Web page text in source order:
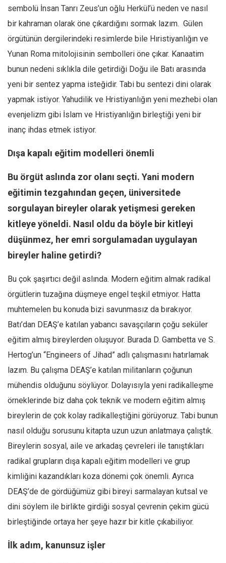
sembolü İnsan Tanrı Zeus’un oğlu Herkül’ü neden ve nasıl
bir kahraman olarak öne çıkardığını sormak lazım. Gülen
örgütünün dergilerindeki resimlerde bile Hıristiyanlığın ve
Yunan Roma mitolojisinin sembolleri öne çıkar. Kanaatim
bunun nedeni sıklıkla dile getirdiği Doğu ile Batı arasında
yeni bir sentez yapma isteğidir. Tabi bu sentezi dini olarak
yapmak istiyor. Yahudilik ve Hristiyanlığın yeni mezhebi olan
evenjelizm gibi İslam ve Hristiyanlığın birleştiği yeni bir
inanç ihdas etmek istiyor.
Dışa kapalı eğitim modelleri önemli
Bu örgüt aslında zor olanı seçti. Yani modern
eğitimin tezgahından geçen, üniversitede
sorgulayan bireyler olarak yetişmesi gereken
kitleye yöneldi. Nasıl oldu da böyle bir kitleyi
düşünmez, her emri sorgulamadan uygulayan
bireyler haline getirdi?
Bu çok şaşırtıcı değil aslında. Modern eğitim almak radikal
örgütlerin tuzağına düşmeye engel teşkil etmiyor. Hatta
muhtemelen bu konuda bizi savunmasız da bırakıyor.
Batı’dan DEAŞ’e katılan yabancı savaşçıların çoğu seküler
eğitim almış bireylerden oluşuyor. Burada D. Gambetta ve S.
Hertog’un “Engineers of Jihad” adlı çalışmasını hatırlamak
lazım. Bu çalışma DEAŞ’e katılan militanların çoğunun
mühendis olduğunu söylüyor. Dolayısıyla yeni radikalleşme
örneklerinde biz daha çok teknik ve modern eğitim almış
bireylerin de çok kolay radikalleştiğini görüyoruz. Tabi bunun
nasıl olduğu sorusunu kitapta uzun uzun anlatmaya çalıştık.
Bireylerin sosyal, aile ve arkadaş çevreleri ile tanıştıkları
radikal grupların dışa kapalı eğitim modelleri ve grup
kimliğini kazandıkları koza dönemi çok önemli. Ayrıca
DEAŞ’de de gördüğümüz gibi bireyi sarmalayan kutsal ve
dini söylem ile birlikte girdiği sosyal çevrenin çekim gücü
birleştiğinde ortaya her şeye hazır bir kitle çıkabiliyor.
İlk adım, kanunsuz işler